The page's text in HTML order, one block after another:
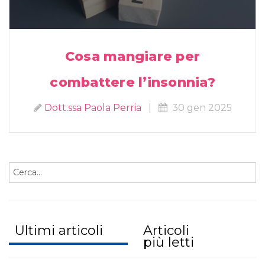
Cosa mangiare per
combattere l’insonnia?
Dott.ssa Paola Perria 30 gen 2025
Ultimi articoli Articoli
più letti